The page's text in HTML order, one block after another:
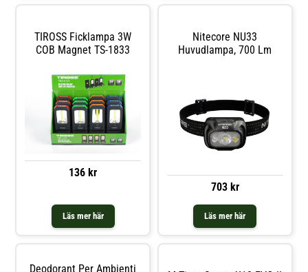
TIROSS Ficklampa 3W
COB Magnet TS-1833
136 kr
Läs mer här
Nitecore NU33
Huvudlampa, 700 Lm
703 kr
Läs mer här
Deodorant Per Ambienti